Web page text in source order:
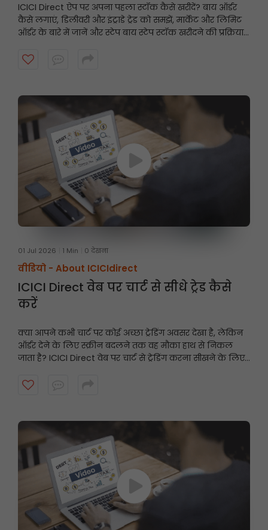
ICICI Direct ऐप पर अपना पहला स्टॉक कैसे खरीदें? बाय ऑर्डर
कैसे लगाएं, डिलीवरी और इंट्राडे ट्रेड को समझें, मार्केट और लिमिट
ऑर्डर के बारे में जानें और स्टेप बाय स्टेप स्टॉक खरीदने की प्रक्रिया
01 Jul 2026 1 Min 0 देखना
वीडियो - About ICICIdirect
ICICI Direct वेब पर चार्ट से सीधे ट्रेड कैसे
करें
क्या आपने कभी चार्ट पर कोई अच्छा ट्रेडिंग अवसर देखा है, लेकिन
ऑर्डर देने के लिए स्क्रीन बदलने तक वह मौका हाथ से निकल
जाता है? ICICI Direct वेब पर चार्ट से ट्रेडिंग करना सीखने के लिए